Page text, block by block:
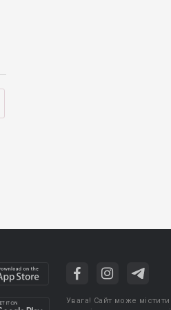
Увага! Сайт може містити